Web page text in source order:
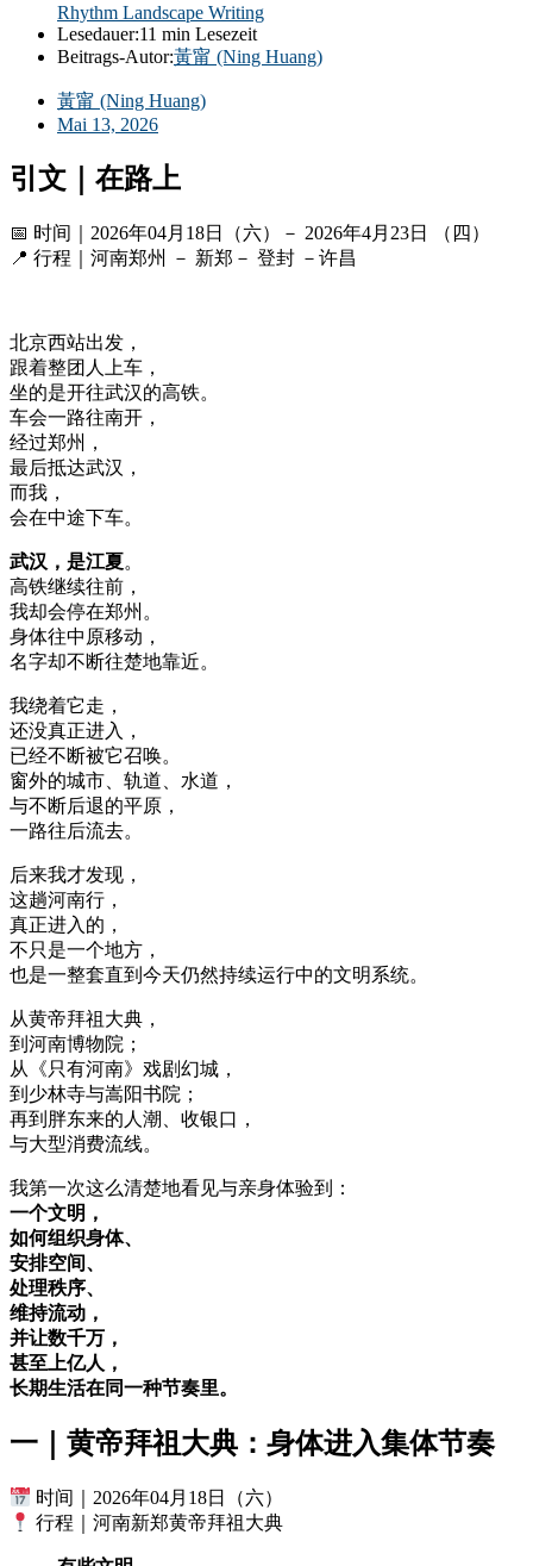
Rhythm Landscape Writing
Lesedauer:11 min Lesezeit
Beitrags-Autor:黃甯 (Ning Huang)
黃甯 (Ning Huang)
Mai 13, 2026
引文｜在路上
📅 时间｜2026年04月18日（六）－ 2026年4月23日 （四）
📍 行程｜河南郑州 － 新郑－ 登封 －许昌
北京西站出发，
跟着整团人上车，
坐的是开往武汉的高铁。
车会一路往南开，
经过郑州，
最后抵达武汉，
而我，
会在中途下车。
武汉，是江夏。
高铁继续往前，
我却会停在郑州。
身体往中原移动，
名字却不断往楚地靠近。
我绕着它走，
还没真正进入，
已经不断被它召唤。
窗外的城市、轨道、水道，
与不断后退的平原，
一路往后流去。
后来我才发现，
这趟河南行，
真正进入的，
不只是一个地方，
也是一整套直到今天仍然持续运行中的文明系统。
从黄帝拜祖大典，
到河南博物院；
从《只有河南》戏剧幻城，
到少林寺与嵩阳书院；
再到胖东来的人潮、收银口，
与大型消费流线。
我第一次这么清楚地看见与亲身体验到：
一个文明，
如何组织身体、
安排空间、
处理秩序、
维持流动，
并让数千万，
甚至上亿人，
长期生活在同一种节奏里。
一｜黄帝拜祖大典：身体进入集体节奏
时间｜2026年04月18日（六）
行程｜河南新郑黄帝拜祖大典